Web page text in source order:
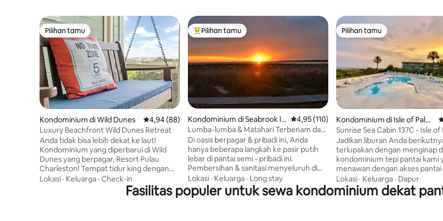
Pilihan tamu
Pilihan tamu
Kondominium di Wild Dunes Nilai rata-rata 4,94 dari 5, 88 ulasan
4,94 (88)
Luxury Beachfront Wild Dunes Retreat
Anda tidak bisa lebih dekat ke laut!
Kondominium yang diperbarui di Wild
Dunes yang berpagar, Resort Pulau
Charleston! Tempat tidur king dengan
seprai berkualitas, ranjang sofa queen
yang dapat ditarik, TV layar datar, mesin
cuci, pengering, dan dapur yang
Lokasi · Keluarga · Check-in
Pilihan tamu terpopuler
Pilihan tamu
Kondominium di Seabrook Isl
and
Nilai rata-rata 4,95 dari 5, 110 ulasan
4,95 (110)
Lumba-lumba & Matahari Terbenam dari
Villa Tepi Pantai Ini!
Di oasis berpagar & pribadi ini, Anda
hanya beberapa langkah ke pasir putih
lebar di pantai semi - pribadi ini.
Pembersihan & sanitasi menyeluruh di
unit ujung lantai 1 ini tidur 4 di tempat
tidur sungguhan, K di kamar tidur &
tempat tidur Q Murphy di ruang tamu. 2
Lokasi · Keluarga · Long stay
Pilihan tamu
Pilihan tamu
Kondominium di Isle of Palm
s
Sunrise Sea Cabin 137C - Isle of
Carolina Selatan!
Jadikan liburan Anda
terlupakan dengan menginap
kondominium tepi pantai kami
menawan dengan akses pantai
kolam renang (tidak
buka sepanjang tahun), dan
dermaga di kota ini! Saksikan
Lokasi · Keluarga · Dapur
Fasilitas populer untuk sewa kondominium dekat